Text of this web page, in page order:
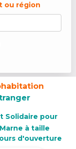
ou région
Solidaire pour
à taille
d'ouverture